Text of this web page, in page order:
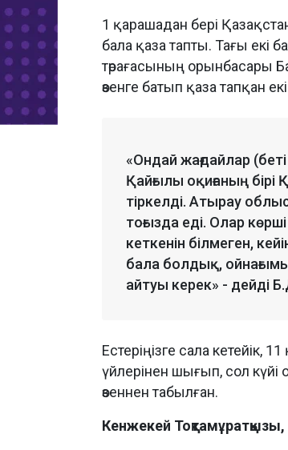
1 қарашадан бері
бала қаза тапты. Тағы екі
төрағасының орынбасары
өзенге батып қаза тапқан
«Ондай жағдайлар
Қайғылы оқиғаның
тіркелді. Атырау
тоғызда еді. Олар
кеткенін білмеген,
бала болдық,
айтуы керек» - дейді
Естеріңізге сала кетейік,
үйлерінен шығып, сол
өзеннен табылған.
Кенжекей